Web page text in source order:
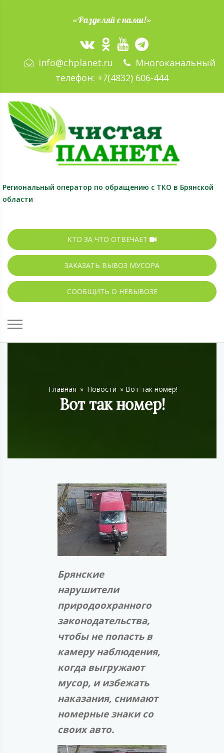
«Разделяй с нами!»
info@chplanet.ru
Многоканальный
телефон: +7(4832) 606-444
Региональный оператор по обращению с ТКО в Брянской
области
КТО ЗА ЧТО ОТВЕЧАЕТ
ЗАКАЗАТЬ ВЫВОЗ МУСОРА
СООБЩИТЬ О НЕВЫВОЗЕ
Главная » Новости » Вот так номер!
Вот так номер!
Брянские
нарушители
природоохранного
законодательства,
чтобы не попасть в
камеру наблюдения,
когда выгружают
мусор, и избежать
наказания, снимают
номерные знаки со
своих авто.